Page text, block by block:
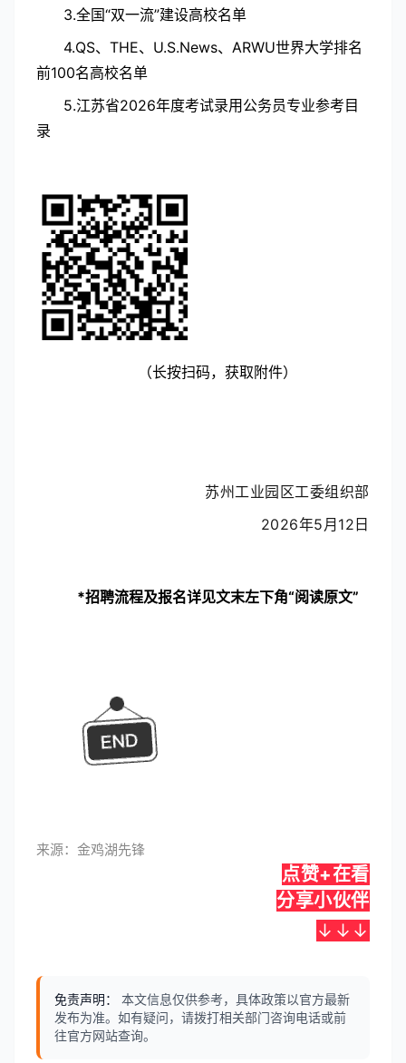
3.全国“双一流”建设高校名单
4.QS、THE、U.S.News、ARWU世界大学排名
前100名高校名单
5.江苏省2026年度考试录用公务员专业参考目
录
（长按扫码，获取附件）
苏州工业园区工委组织部
2026年5月 12 日
*招聘流程及报名详见文末左下角“阅读原文”
来源：金鸡湖先锋
点赞+在看
分享小伙伴
↓↓↓
免责声明：
本文信息仅供参考，具体政策以官方最新
发布为准。如有疑问，请拨打相关部门咨询电话或前
往官方网站查询。